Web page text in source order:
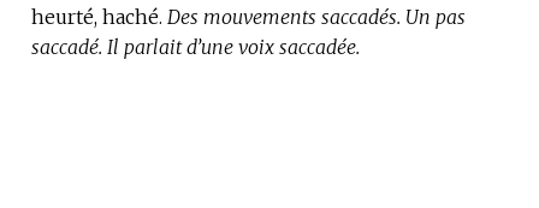
heurté, haché. Des mouvements saccadés. Un pas
saccadé. Il parlait d’une voix saccadée.